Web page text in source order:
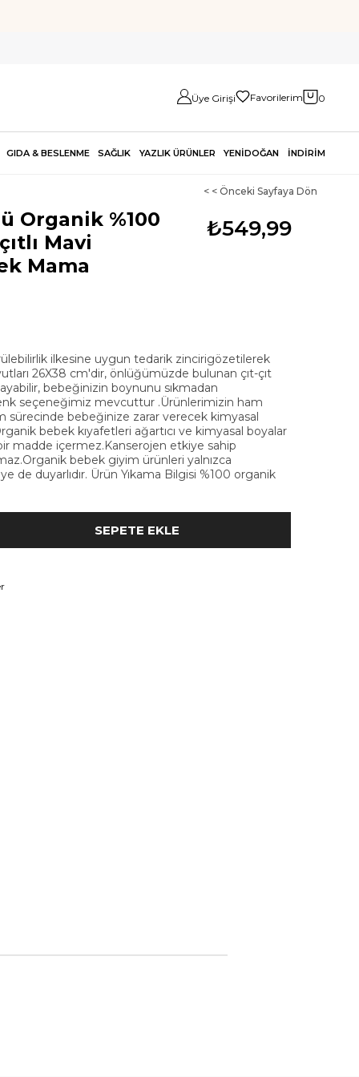
Üye Girişi Favorilerim 0
GIDA & BESLENME SAĞLIK YAZLIK ÜRÜNLER YENİDOĞAN İNDİRİM
< < Önceki Sayfaya Dön
₺549,99
Organik %100
Mavi
Mama
ilkesine uygun tedarik zincirigözetilerek
26X38 cm'dir, önlüğümüzde bulunan çıt-çıt
bebeğinizin boynunu sıkmadan
seçeneğimiz mevcuttur .Ürünlerimizin ham
sürecinde bebeğinize zarar verecek kimyasal
bebek kıyafetleri ağartıcı ve kimyasal boyalar
madde içermez.Kanserojen etkiye sahip
bebek giyim ürünleri yalnızca
de duyarlıdır. Ürün Yıkama Bilgisi %100 organik